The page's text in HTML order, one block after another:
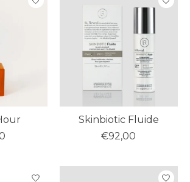
Skinbiotic Fluide
€92,00